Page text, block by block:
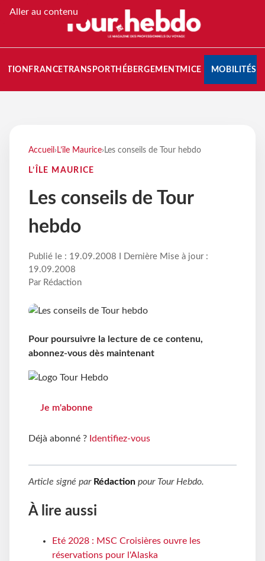
Aller au contenu
FRANCETRANSPORT HÉBERGEMENTMICE MOBILITÉS
Accueil › L’île Maurice› Les conseils de Tour hebdo
L’ÎLE MAURICE
Les conseils de Tour
hebdo
Publié le : 19.09.2008 I Dernière Mise à jour :
19.09.2008
Par Rédaction
Pour poursuivre la lecture de ce contenu,
abonnez-vous dès maintenant
Je m'abonne
Déjà abonné ? Identifiez-vous
Article signé par Rédaction pour Tour Hebdo.
À lire aussi
Eté 2028 : MSC Croisières ouvre les
réservations pour l'Alaska